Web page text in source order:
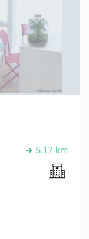
➔ 5.17 km